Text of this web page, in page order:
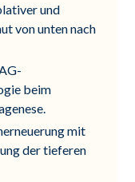
und
von unten nach
beim
mit
der tieferen